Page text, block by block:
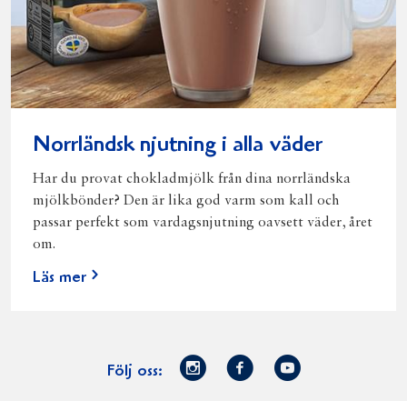
Norrländsk njutning i alla väder
Har du provat chokladmjölk från dina norrländska
mjölkbönder? Den är lika god varm som kall och
passar perfekt som vardagsnjutning oavsett väder, året
om.
Läs mer
Följ oss:
Norrmejerier
Facebook
Youtube